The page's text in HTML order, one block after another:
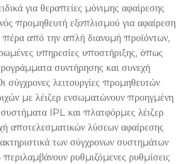
για θεραπείες μόνιμης αφαίρεσης
προμηθευτή εξοπλισμού για αφαίρεση
πέρα από την απλή διανομή προϊόντων,
υπηρεσίες υποστήριξης, όπως
συντήρησης και συνεχή
λειτουργίες προμηθευτών
με λέιζερ ενσωματώνουν προηγμένη
συστήματα IPL και πλατφόρμες λέιζερ
αποτελεσματικών λύσεων αφαίρεσης
των σύγχρονων συστημάτων
ρυθμιζόμενες ρυθμίσεις